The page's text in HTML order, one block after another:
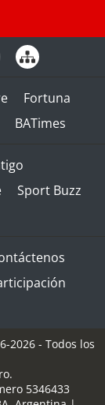
Fortuna
BATimes
Sport Buzz
2026 - Todos los
5346433